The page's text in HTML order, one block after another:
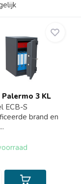
Palermo 3 KL
ECB-S
brand en